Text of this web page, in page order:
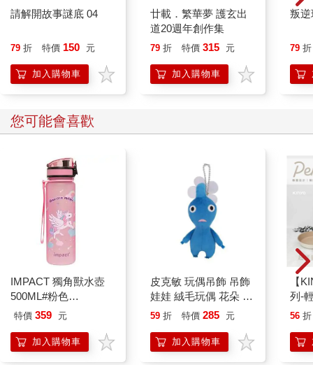
請解開故事謎底 04
79 折 特價 150 元
加入購物車
廿載．繁華夢 護玄出
道20週年創作集
79 折 特價 315 元
加入購物車
叛逆
79 折
您可能會喜歡
IMPACT 獨角獸水壺
500ML#粉色
IM00B11PK
特價 359 元
加入購物車
皮克敏 玩偶吊飾 吊飾
娃娃 絨毛玩偶 花朵 葉
子 藍色皮克敏 紅色皮
Pikmin 任天堂 三英貿
易
59 折 特價 285 元
加入購物車
【
列-
平
56 折